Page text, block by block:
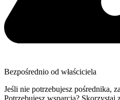
Bezpośrednio od właściciela
Jeśli nie potrzebujesz pośrednika,
Potrzebujesz wsparcia? Skorzystaj